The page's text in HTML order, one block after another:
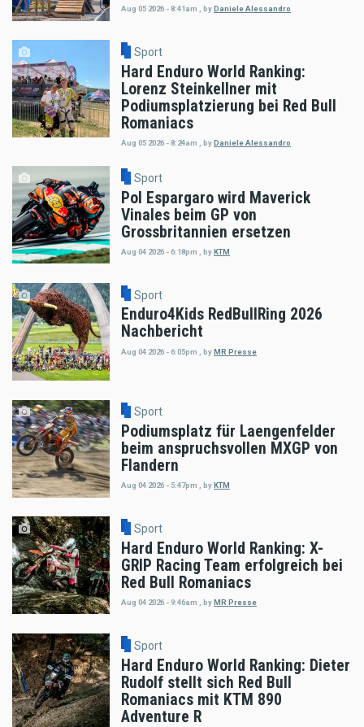
Aug 05 2026 - 8:41am , by Daniele Alessandro
Sport
Hard Enduro World Ranking:
Lorenz Steinkellner mit
Podiumsplatzierung bei Red Bull
Romaniacs
Aug 05 2026 - 8:24am byDaniele Alessandro
Sport
Pol Espargaro wird Maverick
Vinales beim GP von
Grossbritannien ersetzen
Aug 04 2026 - 6:18pm byKTM
Sport
Enduro4Kids RedBullRing 2026
Nachbericht
Aug 04 2026 - 6:05pm byMR Presse
Sport
Podiumsplatz für Laengenfelder
beim anspruchsvollen MXGP von
Flandern
Aug 04 2026 - 5:47pm , by KTM
Sport
Hard Enduro World Ranking: X-
GRIP Racing Team erfolgreich bei
Red Bull Romaniacs
Aug 04 2026 - 9:46am byMR Presse
Sport
Hard Enduro World Ranking: Dieter
Rudolf stellt sich Red Bull
Romaniacs mit KTM 890
Adventure R